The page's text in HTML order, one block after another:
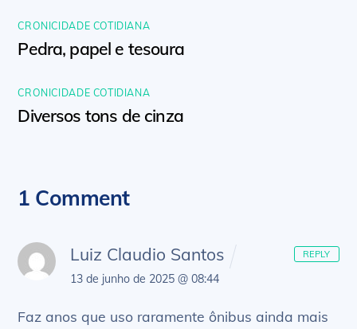
CRONICIDADE COTIDIANA
Pedra, papel e tesoura
CRONICIDADE COTIDIANA
Diversos tons de cinza
1 Comment
Luiz Claudio Santos
13 de junho de 2025 @ 08:44
Faz anos que uso raramente ônibus ainda mais
REPLY